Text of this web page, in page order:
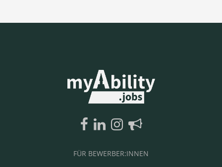
FÜR BEWERBER:INNEN